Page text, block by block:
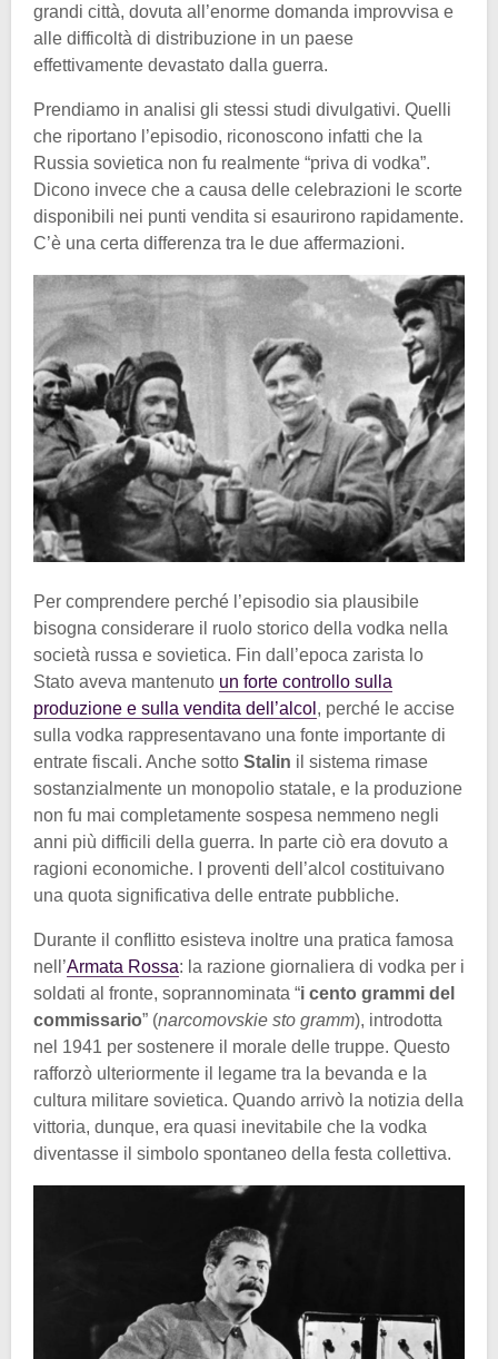
grandi città, dovuta all’enorme domanda improvvisa e
alle difficoltà di distribuzione in un paese
effettivamente devastato dalla guerra.
Prendiamo in analisi gli stessi studi divulgativi. Quelli
che riportano l’episodio, riconoscono infatti che la
Russia sovietica non fu realmente “priva di vodka”.
Dicono invece che a causa delle celebrazioni le scorte
disponibili nei punti vendita si esaurirono rapidamente.
C’è una certa differenza tra le due affermazioni.
Per comprendere perché l’episodio sia plausibile
bisogna considerare il ruolo storico della vodka nella
società russa e sovietica. Fin dall’epoca zarista lo
Stato aveva mantenuto un forte controllo sulla
produzione e sulla vendita dell’alcol , perché le accise
sulla vodka rappresentavano una fonte importante di
entrate fiscali. Anche sotto Stalin il sistema rimase
sostanzialmente un monopolio statale, e la produzione
non fu mai completamente sospesa nemmeno negli
anni più difficili della guerra. In parte ciò era dovuto a
ragioni economiche. I proventi dell’alcol costituivano
una quota significativa delle entrate pubbliche.
Durante il conflitto esisteva inoltre una pratica famosa
nell’Armata Rossa: la razione giornaliera di vodka per i
soldati al fronte, soprannominata “i cento grammi del
commissario” (narcomovskie sto gramm), introdotta
nel 1941 per sostenere il morale delle truppe. Questo
rafforzò ulteriormente il legame tra la bevanda e la
cultura militare sovietica. Quando arrivò la notizia della
vittoria, dunque, era quasi inevitabile che la vodka
diventasse il simbolo spontaneo della festa collettiva.